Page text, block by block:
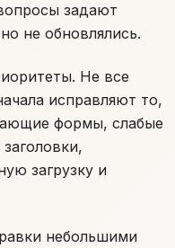
задают
не обновлялись.
Не все
исправляют то,
формы, слабые
загрузку и
небольшими